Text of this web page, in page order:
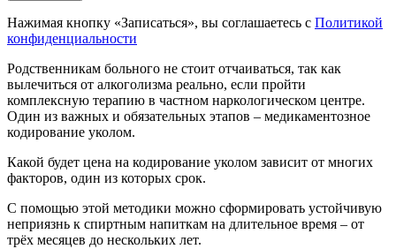
Нажимая кнопку «Записаться», вы соглашаетесь с Политикой
конфиденциальности
Родственникам больного не стоит отчаиваться, так как
вылечиться от алкоголизма реально, если пройти
комплексную терапию в частном наркологическом центре.
Один из важных и обязательных этапов – медикаментозное
кодирование уколом.
Какой будет цена на кодирование уколом зависит от многих
факторов, один из которых срок.
С помощью этой методики можно сформировать устойчивую
неприязнь к спиртным напиткам на длительное время – от
трёх месяцев до нескольких лет.